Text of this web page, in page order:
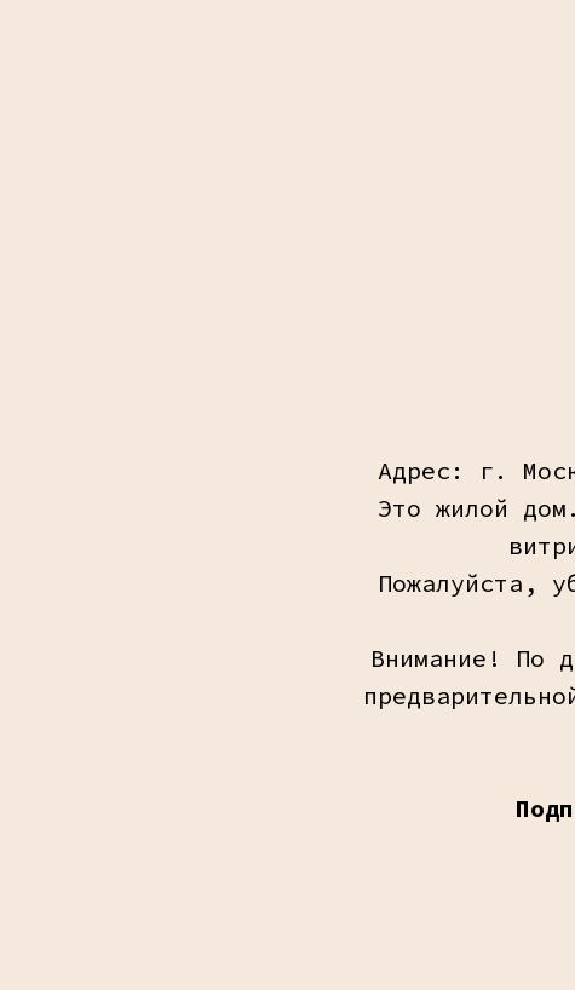
Адрес: г.
Это жилой
Пожалуйста,
Внимание! По